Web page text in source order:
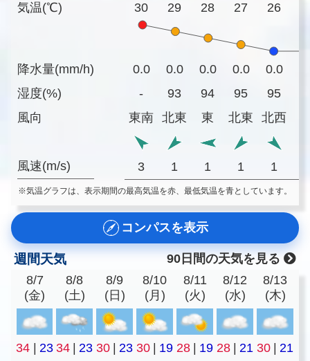
気温(℃)
降水量(mm/h)
湿度(%)
風向
風速(m/s)
30 29 28 27 26
0.0 0.0 0.0 0.0 0.0
-
93 94 95 95
東南
北東 東 北東 北西
3 1 1 1 1
※気温グラフは、表示期間の最高気温を赤、最低気温を青としています。
コンパスを表示
週間天気
90日間の天気を見る
8/7
(金)
8/8
(土)
8/9
(日)
8/10
(月)
8/11
(火)
8/12
(水)
8/13
(木)
34 23 34 23 30 23 30 19 28 19 28 21 30
21